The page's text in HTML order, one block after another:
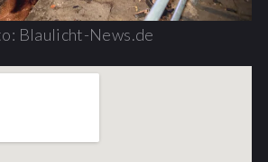
Blaulicht-News.de